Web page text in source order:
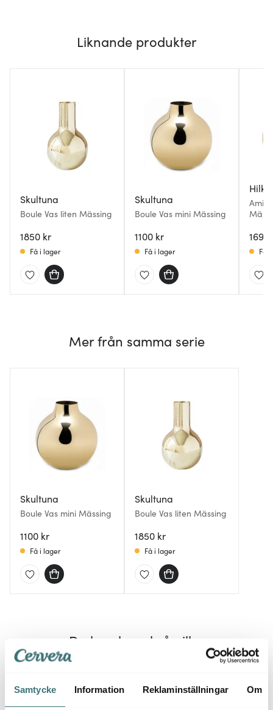
Samtycke Information Reklaminställningar Om
Liknande produkter
Skultuna
Boule Vas liten Mässing
1850 kr
Få i lager
Skultuna
Boule Vas mini Mässing
1100 kr
Få i lager
Hilke
1699
Få
Mer från samma serie
Skultuna
Boule Vas mini Mässing
1100 kr
Få i lager
Skultuna
Boule Vas liten Mässing
1850 kr
Få i lager
Du kanske också gillar